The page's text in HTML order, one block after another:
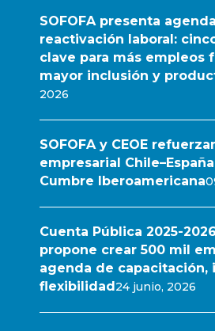
SOFOFA presenta
reactivación laboral:
clave para más empleos
mayor inclusión y
2026
SOFOFA y CEOE
empresarial
Cumbre Iberoamericana
Cuenta Pública 2025-
propone crear 500 mil
agenda de capacitación,
flexibilidad24 junio, 2026